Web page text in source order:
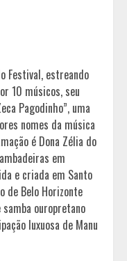
Festival, estreando
10 músicos, seu
Pagodinho”, uma
nomes da música
é Dona Zélia do
em
e criada em Santo
de Belo Horizonte
ouropretano
luxuosa de Manu